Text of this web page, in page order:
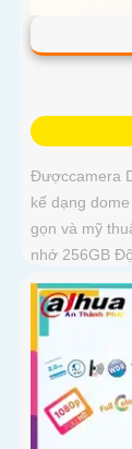
Đượccamera
kế dạng
gọn và mỹ
nhớ 256GB
loại công trình